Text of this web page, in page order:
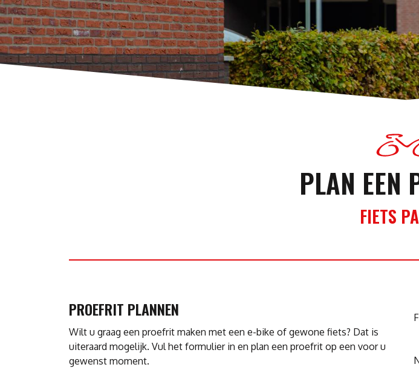
PLAN EEN
FIETS
PROEFRIT PLANNEN
Wilt u graag een proefrit maken met een e-bike of gewone fiets? Dat is
uiteraard mogelijk. Vul het formulier in en plan een proefrit op een voor u
gewenst moment.